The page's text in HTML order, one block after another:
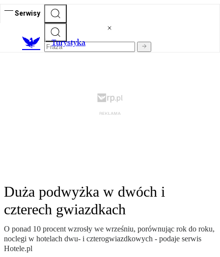
Serwisy
Turystyka
Duża podwyżka w dwóch i
czterech gwiazdkach
O ponad 10 procent wzrosły we wrześniu, porównując rok do roku,
noclegi w hotelach dwu- i czterogwiazdkowych - podaje serwis
Hotele.pl